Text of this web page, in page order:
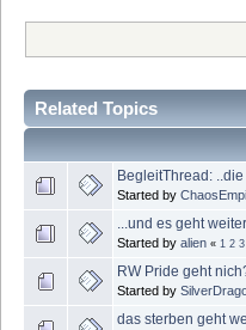
Related Topics
BegleitThread:
Started by
...und es geht
Started by alien « 1 2 3
RW Pride geht
Started by
das sterben geht